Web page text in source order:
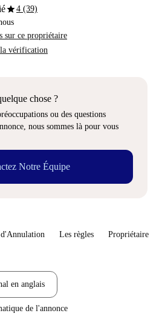
star4 (39)
sur ce propriétaire
vérification
chose ?
ou des questions
nous sommes là pour vous
Notre Équipe
Les règles Propriétaire
en anglais
de l'annonce